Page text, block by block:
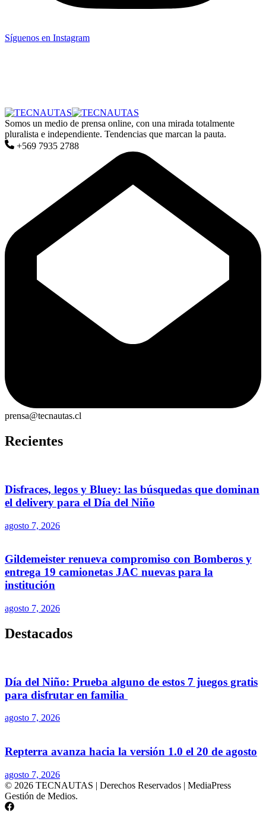
Síguenos en Instagram
Somos un medio de prensa online, con una mirada totalmente
pluralista e independiente. Tendencias que marcan la pauta.
+569 7935 2788
prensa@tecnautas.cl
Recientes
Disfraces, legos y Bluey: las búsquedas que dominan
el delivery para el Día del Niño
agosto 7, 2026
Gildemeister renueva compromiso con Bomberos y
entrega 19 camionetas JAC nuevas para la
institución
agosto 7, 2026
Destacados
Día del Niño: Prueba alguno de estos 7 juegos gratis
para disfrutar en familia
agosto 7, 2026
Repterra avanza hacia la versión 1.0 el 20 de agosto
agosto 7, 2026
© 2026 TECNAUTAS | Derechos Reservados | MediaPress
Gestión de Medios.